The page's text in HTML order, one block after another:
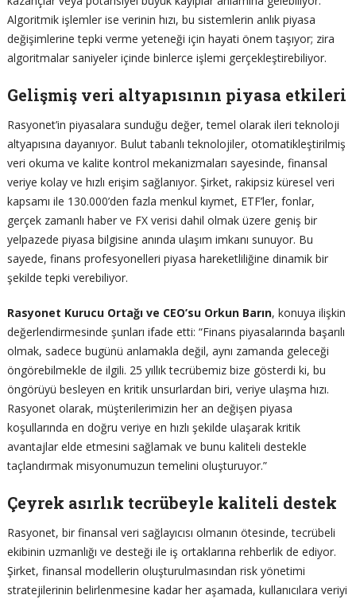
Algoritmik işlemler ise verinin hızı, bu sistemlerin anlık piyasa
değişimlerine tepki verme yeteneği için hayati önem taşıyor; zira
algoritmalar saniyeler içinde binlerce işlemi gerçekleştirebiliyor.
Gelişmiş veri altyapısının piyasa etkileri
Rasyonet’in piyasalara sunduğu değer, temel olarak ileri teknoloji
altyapısına dayanıyor. Bulut tabanlı teknolojiler, otomatikleştirilmiş
veri okuma ve kalite kontrol mekanizmaları sayesinde, finansal
veriye kolay ve hızlı erişim sağlanıyor. Şirket, rakipsiz küresel veri
kapsamı ile 130.000’den fazla menkul kıymet, ETF’ler, fonlar,
gerçek zamanlı haber ve FX verisi dahil olmak üzere geniş bir
yelpazede piyasa bilgisine anında ulaşım imkanı sunuyor. Bu
sayede, finans profesyonelleri piyasa hareketliliğine dinamik bir
şekilde tepki verebiliyor.
Rasyonet Kurucu Ortağı ve CEO’su Orkun Barın, konuya ilişkin
değerlendirmesinde şunları ifade etti: “Finans piyasalarında başarılı
olmak, sadece bugünü anlamakla değil, aynı zamanda geleceği
öngörebilmekle de ilgili. 25 yıllık tecrübemiz bize gösterdi ki, bu
öngörüyü besleyen en kritik unsurlardan biri, veriye ulaşma hızı.
Rasyonet olarak, müşterilerimizin her an değişen piyasa
koşullarında en doğru veriye en hızlı şekilde ulaşarak kritik
avantajlar elde etmesini sağlamak ve bunu kaliteli destekle
taçlandırmak misyonumuzun temelini oluşturuyor.”
Çeyrek asırlık tecrübeyle kaliteli destek
Rasyonet, bir finansal veri sağlayıcısı olmanın ötesinde, tecrübeli
ekibinin uzmanlığı ve desteği ile iş ortaklarına rehberlik de ediyor.
Şirket, finansal modellerin oluşturulmasından risk yönetimi
stratejilerinin belirlenmesine kadar her aşamada, kullanıcılara veriyi